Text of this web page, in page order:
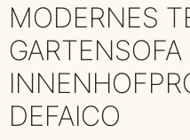
MODERNES
DEFAICO